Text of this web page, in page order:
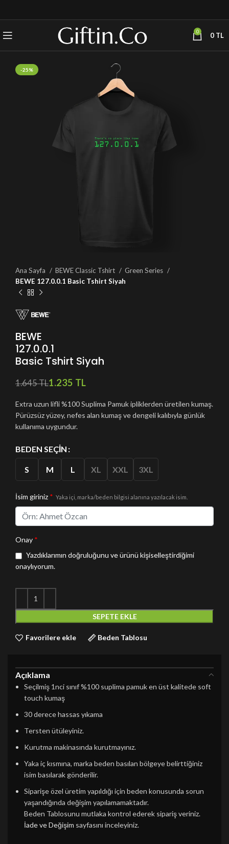
0 0 TL
-25%
Ana Sayfa BEWE Classic Tshirt
Green Series
BEWE 127.0.0.1 Basic Tshirt Siyah
BEWE
127.0.0.1
Basic Tshirt Siyah
1.645TL1.235 TL
Extra uzun lifli %100 Suplima Pamuk ipliklerden üretilen kumaş.
Pürüzsüz yüzey, nefes alan kumaş ve dengeli kalıbıyla günlük
kullanıma uygundur.
BEDEN SEÇIN
S M L XL XXL 3XL
İsim giriniz * Yaka içi, marka/beden bilgisi alanına yazılacak isim.
Onay *
Yazdıklarımın doğruluğunu ve ürünü kişiselleştirdiğimi
onaylıyorum.
SEPETE EKLE
Favorilere ekle Beden Tablosu
Açıklama
Seçilmiş 1nci sınıf %100 suplima pamuk en üst kalitede soft
touch kumaş
30 derece hassas yıkama
Tersten ütüleyiniz.
Kurutma makinasında kurutmayınız.
Yaka iç kısmına, marka beden basılan bölgeye belirttiğiniz
isim basılarak gönderilir.
Siparişe özel üretim yapıldığı için beden konusunda sorun
yaşandığında değişim yapılamamaktadır.
Beden Tablosunu mutlaka kontrol ederek sipariş veriniz.
İade ve Değişim sayfasını inceleyiniz.